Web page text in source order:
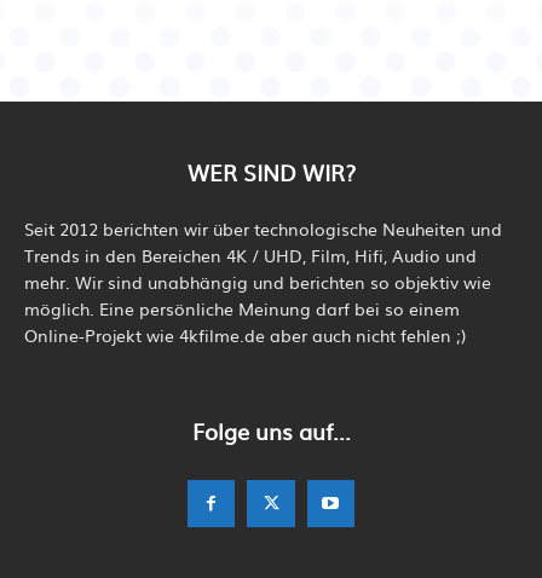
WER SIND WIR?
Seit 2012 berichten wir über technologische Neuheiten und
Trends in den Bereichen 4K / UHD, Film, Hifi, Audio und
mehr. Wir sind unabhängig und berichten so objektiv wie
möglich. Eine persönliche Meinung darf bei so einem
Online-Projekt wie 4kfilme.de aber auch nicht fehlen ;)
Folge uns auf...